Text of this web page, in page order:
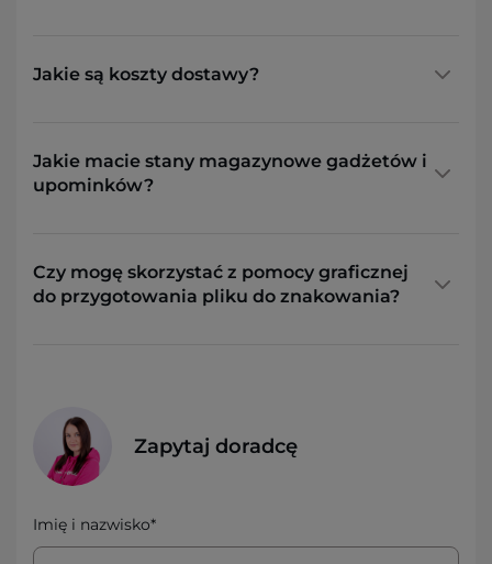
Jakie są koszty dostawy?
Jakie macie stany magazynowe gadżetów i
upominków?
Czy mogę skorzystać z pomocy graficznej
do przygotowania pliku do znakowania?
Zapytaj doradcę
Imię i nazwisko*